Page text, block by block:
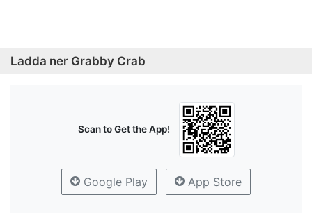
Ladda ner Grabby Crab
Scan to Get the App!
Google Play App Store